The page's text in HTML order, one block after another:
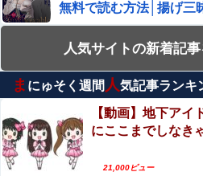
無料で読む方法│揚げ三
【動画】ロシアの空挺
に墜落してしまう。
えなこ×網タイツ×Tバッ
ヤツはいないだろｗｗ
【閲覧注意】工場のリ
で両手切断）、マジでめ
人気サイトの新着記
ま にゅそく週間 人気記事ランキ
【動画】地下アイ
にここまでしな
21,000ビュー